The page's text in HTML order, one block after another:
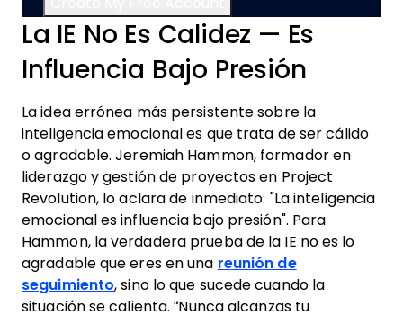
La IE No Es Calidez — Es
Influencia Bajo Presión
La idea errónea más persistente sobre la
inteligencia emocional es que trata de ser cálido
o agradable. Jeremiah Hammon, formador en
liderazgo y gestión de proyectos en Project
Revolution, lo aclara de inmediato: "La inteligencia
emocional es influencia bajo presión". Para
Hammon, la verdadera prueba de la IE no es lo
agradable que eres en una reunión de
seguimiento, sino lo que sucede cuando la
situación se calienta. “Nunca alcanzas tu